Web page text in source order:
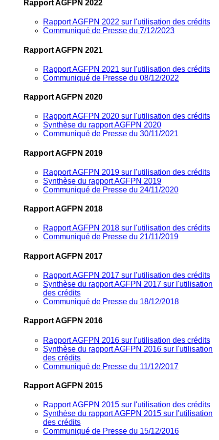
Rapport AGFPN 2022
Rapport AGFPN 2022 sur l'utilisation des crédits
Communiqué de Presse du 7/12/2023
Rapport AGFPN 2021
Rapport AGFPN 2021 sur l'utilisation des crédits
Communiqué de Presse du 08/12/2022
Rapport AGFPN 2020
Rapport AGFPN 2020 sur l'utilisation des crédits
Synthèse du rapport AGFPN 2020
Communiqué de Presse du 30/11/2021
Rapport AGFPN 2019
Rapport AGFPN 2019 sur l'utilisation des crédits
Synthèse du rapport AGFPN 2019
Communiqué de Presse du 24/11/2020
Rapport AGFPN 2018
Rapport AGFPN 2018 sur l'utilisation des crédits
Communiqué de Presse du 21/11/2019
Rapport AGFPN 2017
Rapport AGFPN 2017 sur l'utilisation des crédits
Synthèse du rapport AGFPN 2017 sur l'utilisation
des crédits
Communiqué de Presse du 18/12/2018
Rapport AGFPN 2016
Rapport AGFPN 2016 sur l'utilisation des crédits
Synthèse du rapport AGFPN 2016 sur l'utilisation
des crédits
Communiqué de Presse du 11/12/2017
Rapport AGFPN 2015
Rapport AGFPN 2015 sur l'utilisation des crédits
Synthèse du rapport AGFPN 2015 sur l'utilisation
des crédits
Communiqué de Presse du 15/12/2016